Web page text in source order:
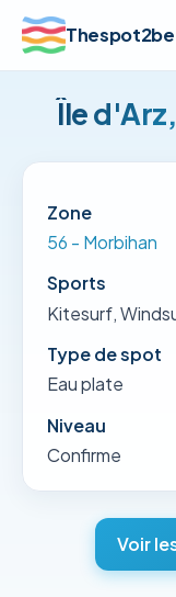
Thespot2be
Île
Zone
56 - Morbihan
Sports
Kitesurf,
Type de spot
Eau plate
Niveau
Confirme
Voir